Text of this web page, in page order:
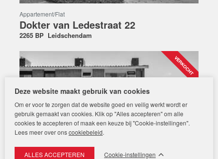
Appartement/flat
Dokter van Ledestraat 22
2265 BP Leidschendam
Deze website maakt gebruik van cookies
Om er voor te zorgen dat de website goed en veilig werkt wordt er
gebruik gemaakt van cookies. Klik op "Alles accepteren" om alle
cookies te accepteren of maak een keuze bij "Cookie-instellingen".
Lees meer over onscookiebeleid.
Cookie-instellingen